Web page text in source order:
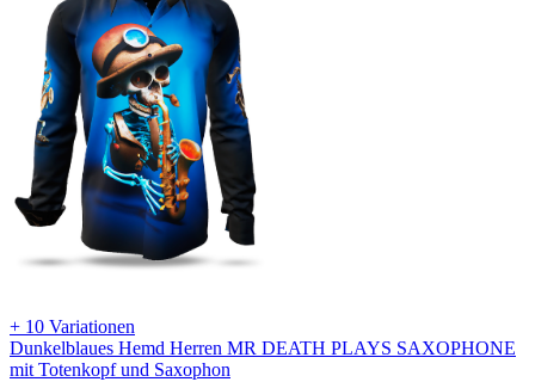
+ 10 Variationen
Dunkelblaues Hemd Herren MR DEATH PLAYS SAXOPHONE
mit Totenkopf und Saxophon